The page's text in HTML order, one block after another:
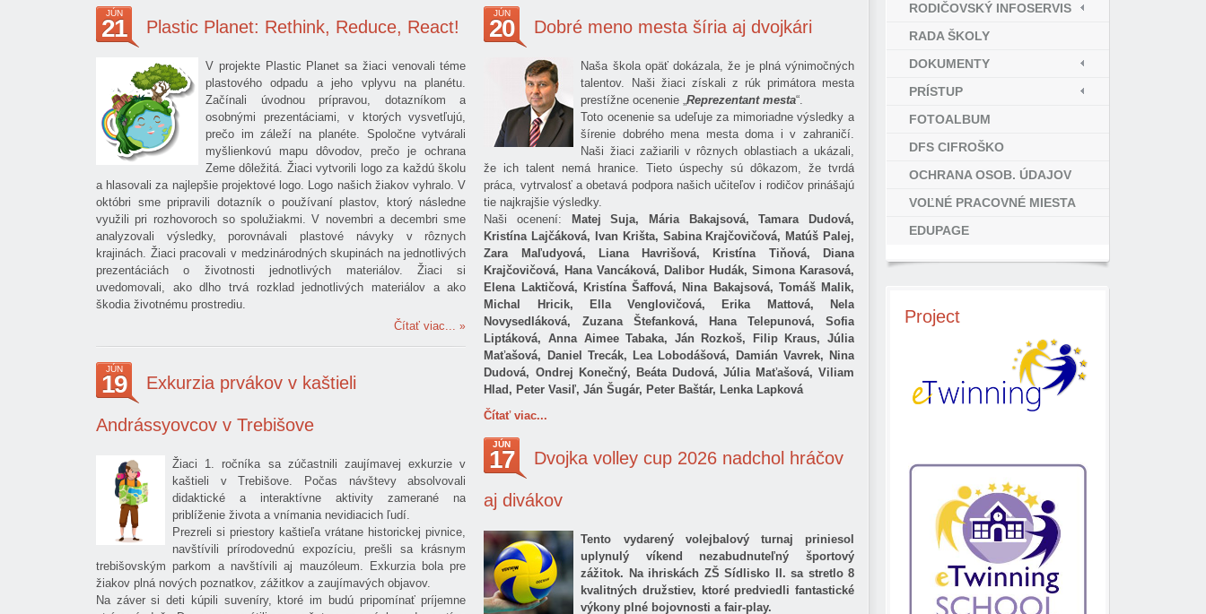
JÚN
21 Plastic Planet: Rethink, Reduce, React!
V projekte Plastic Planet sa žiaci venovali téme
plastového odpadu a jeho vplyvu na planétu.
Začínali úvodnou prípravou, dotazníkom a
osobnými prezentáciami, v ktorých vysvetľujú,
prečo im záleží na planéte. Spoločne vytvárali
myšlienkovú mapu dôvodov, prečo je ochrana
Zeme dôležitá. Žiaci vytvorili logo za každú školu
a hlasovali za najlepšie projektové logo. Logo našich žiakov vyhralo. V
októbri sme pripravili dotazník o používaní plastov, ktorý následne
využili pri rozhovoroch so spolužiakmi. V novembri a decembri sme
analyzovali výsledky, porovnávali plastové návyky v rôznych
krajinách. Žiaci pracovali v medzinárodných skupinách na jednotlivých
prezentáciách o životnosti jednotlivých materiálov. Žiaci si
uvedomovali, ako dlho trvá rozklad jednotlivých materiálov a ako
škodia životnému prostrediu.
Čítať viac...
JÚN
19 Exkurzia prvákov v kaštieli
Andrássyovcov v Trebišove
Žiaci 1. ročníka sa zúčastnili zaujímavej exkurzie v
kaštieli v Trebišove. Počas návštevy absolvovali
didaktické a interaktívne aktivity zamerané na
priblíženie života a vnímania nevidiacich ľudí.
Prezreli si priestory kaštieľa vrátane historickej pivnice,
navštívili prírodovednú expozíciu, prešli sa krásnym
trebišovským parkom a navštívili aj mauzóleum. Exkurzia bola pre
žiakov plná nových poznatkov, zážitkov a zaujímavých objavov.
Na záver si deti kúpili suveníry, ktoré im budú pripomínať príjemne
JÚN
20 Dobré meno mesta šíria aj dvojkári
Naša škola opäť dokázala, že je plná výnimočných
talentov. Naši žiaci získali z rúk primátora mesta
prestížne ocenenie „Reprezentant mesta“.
Toto ocenenie sa udeľuje za mimoriadne výsledky a
šírenie dobrého mena mesta doma i v zahraničí.
Naši žiaci zažiarili v rôznych oblastiach a ukázali,
že ich talent nemá hranice. Tieto úspechy sú dôkazom, že tvrdá
práca, vytrvalosť a obetavá podpora našich učiteľov i rodičov prinášajú
tie najkrajšie výsledky.
Naši ocenení:
Matej Suja, Mária Bakajsová, Tamara Dudová,
Kristína Lajčáková, Ivan Krišta, Sabina Krajčovičová, Matúš Palej,
Zara Maľudyová, Liana Havrišová, Kristína Tiňová, Diana
Krajčovičová, Hana Vancáková, Dalibor Hudák, Simona Karasová,
Elena Laktičová, Kristína Šaffová, Nina Bakajsová, Tomáš Malik,
Michal Hricik, Ella Venglovičová, Erika Mattová, Nela
Novysedláková, Zuzana Štefanková, Hana Telepunová, Sofia
Liptáková, Anna Aimee Tabaka, Ján Rozkoš, Filip Kraus, Júlia
Maťašová, Daniel Trecák, Lea Lobodášová, Damián Vavrek, Nina
Dudová, Ondrej Konečný, Beáta Dudová, Júlia Maťašová, Viliam
Hlad, Peter Vasiľ, Ján Šugár, Peter Baštár, Lenka Lapková
Čítať viac...
JÚN
17 Dvojka volley cup 2026 nadchol hráčov
aj divákov
Tento vydarený volejbalový turnaj priniesol
uplynulý víkend nezabudnuteľný športový
zážitok. Na ihriskách ZŠ Sídlisko II. sa stretlo 8
kvalitných družstiev, ktoré predviedli fantastické
výkony plné bojovnosti a fair-play.
RODIČOVSKÝ INFOSERVIS
RADA ŠKOLY
DOKUMENTY
PRÍSTUP
FOTOALBUM
DFS CIFROŠKO
OCHRANA OSOB. ÚDAJOV
VOĽNÉ PRACOVNÉ MIESTA
EDUPAGE
Project